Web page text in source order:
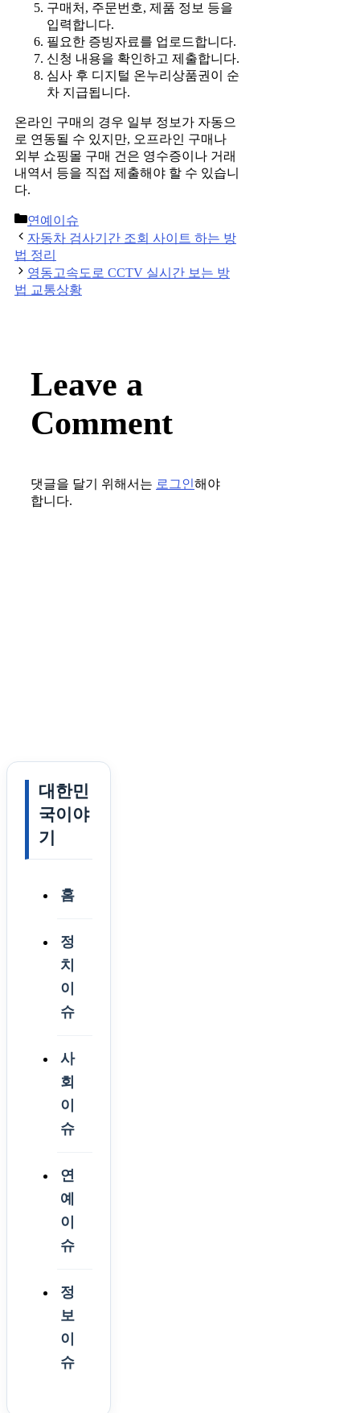
구매처, 주문번호, 제품 정보 등을
입력합니다.
필요한 증빙자료를 업로드합니다.
신청 내용을 확인하고 제출합니다.
심사 후 디지털 온누리상품권이 순
차 지급됩니다.
온라인 구매의 경우 일부 정보가 자동으
로 연동될 수 있지만, 오프라인 구매나
외부 쇼핑몰 구매 건은 영수증이나 거래
내역서 등을 직접 제출해야 할 수 있습니
다.
Categories
연예이슈
Post
navigation
자동차 검사기간 조회 사이트 하는 방
법 정리
영동고속도로 CCTV 실시간 보는 방
법 교통상황
Leave a
Comment
댓글을 달기 위해서는 로그인해야
합니다.
대한민
국이야
기
홈
정
치
이
슈
사
회
이
슈
연
예
이
슈
정
보
이
슈